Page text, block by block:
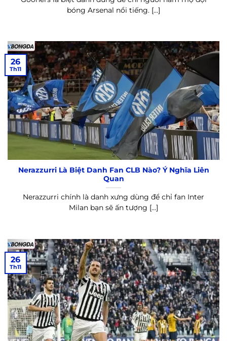
bóng Arsenal nổi tiếng. [...]
Nerazzurri Là Biệt Danh Fan CLB Nào? Ý Nghĩa Liên
Quan
Nerazzurri chính là danh xưng dùng để chỉ fan Inter
Milan bạn sẽ ấn tượng [...]
26
Th11
26
Th11